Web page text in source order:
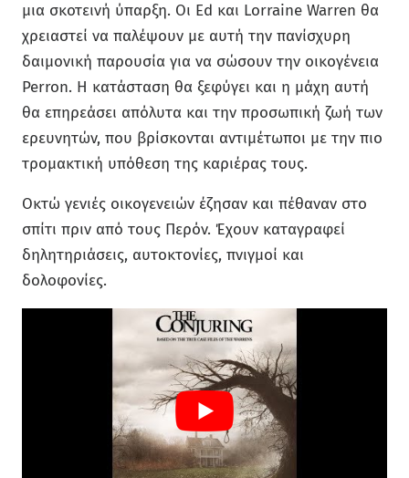
μια σκοτεινή ύπαρξη. Οι Ed και Lorraine Warren θα
χρειαστεί να παλέψουν με αυτή την πανίσχυρη
δαιμονική παρουσία για να σώσουν την οικογένεια
Perron. Η κατάσταση θα ξεφύγει και η μάχη αυτή
θα επηρεάσει απόλυτα και την προσωπική ζωή των
ερευνητών, που βρίσκονται αντιμέτωποι με την πιο
τρομακτική υπόθεση της καριέρας τους.
Οκτώ γενιές οικογενειών έζησαν και πέθαναν στο
σπίτι πριν από τους Περόν. Έχουν καταγραφεί
δηλητηριάσεις, αυτοκτονίες, πνιγμοί και
δολοφονίες.